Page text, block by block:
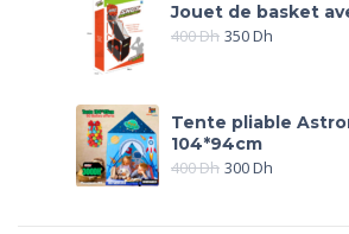
Jouet de basket
400Dh 350Dh
Tente pliable
104*94cm
400Dh 300Dh